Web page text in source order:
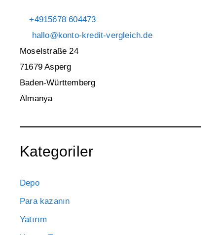
+4915678 604473
hallo@konto-kredit-vergleich.de
Moselstraße 24
71679 Asperg
Baden-Württemberg
Almanya
Kategoriler
Depo
Para kazanın
Yatırım